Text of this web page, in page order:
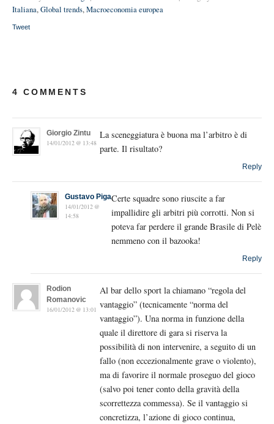
Italiana,Global trends,Macroeconomia europea
Tweet
4 COMMENTS
Giorgio Zintu
14/01/2012 @ 13:48
La sceneggiatura è buona ma l’arbitro è di
parte. Il risultato?
Reply
Gustavo Piga
14/01/2012 @
14:58
Certe squadre sono riuscite a far
impallidire gli arbitri più corrotti. Non si
poteva far perdere il grande Brasile di Pelè
nemmeno con il bazooka!
Reply
Rodion
Romanovic
16/01/2012 @ 13:01
Al bar dello sport la chiamano “regola del
vantaggio” (tecnicamente “norma del
vantaggio”). Una norma in funzione della
quale il direttore di gara si riserva la
possibilità di non intervenire, a seguito di un
fallo (non eccezionalmente grave o violento),
ma di favorire il normale proseguo del gioco
(salvo poi tener conto della gravità della
scorrettezza commessa). Se il vantaggio si
concretizza, l’azione di gioco continua,